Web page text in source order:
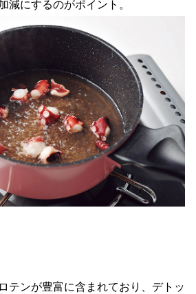
減にするのがポイント。
テンが豊富に含まれており、デトッ